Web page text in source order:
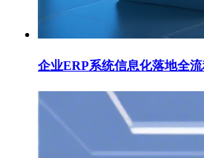
企业ERP系统信息化落地全